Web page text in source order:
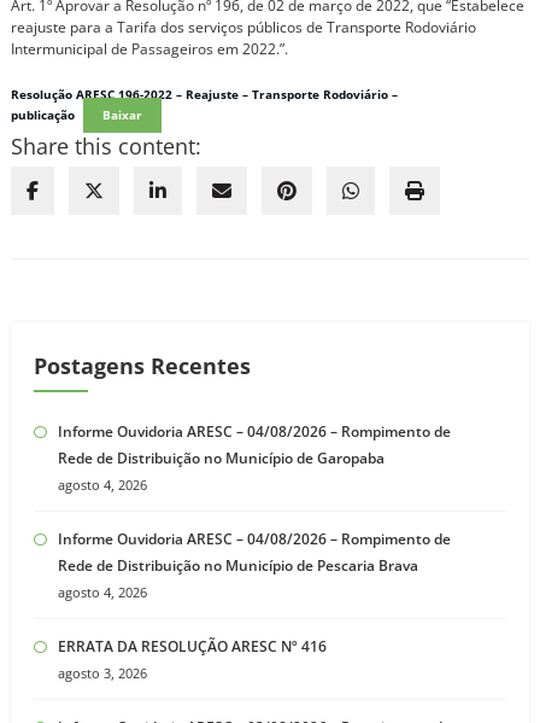
Art. 1º Aprovar a Resolução nº 196, de 02 de março de 2022, que “Estabelece
reajuste para a Tarifa dos serviços públicos de Transporte Rodoviário
Intermunicipal de Passageiros em 2022.”.
Resolução ARESC 196-2022 – Reajuste – Transporte Rodoviário –
publicação
Baixar
Share this content:
Postagens Recentes
Informe Ouvidoria ARESC – 04/08/2026 – Rompimento de
Rede de Distribuição no Município de Garopaba
agosto 4, 2026
Informe Ouvidoria ARESC – 04/08/2026 – Rompimento de
Rede de Distribuição no Município de Pescaria Brava
agosto 4, 2026
ERRATA DA RESOLUÇÃO ARESC Nº 416
agosto 3, 2026